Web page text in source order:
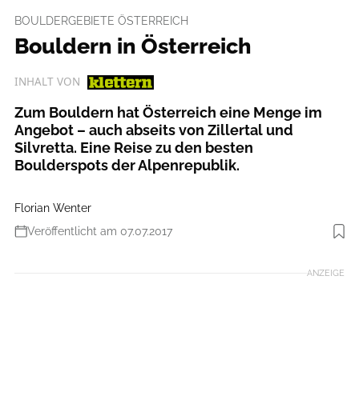
BOULDERGEBIETE ÖSTERREICH
Bouldern in Österreich
INHALT VON
Zum Bouldern hat Österreich eine Menge im
Angebot – auch abseits von Zillertal und
Silvretta. Eine Reise zu den besten
Boulderspots der Alpenrepublik.
Florian Wenter
Veröffentlicht am 07.07.2017
Foto: Daniel Horvath
ANZEIGE